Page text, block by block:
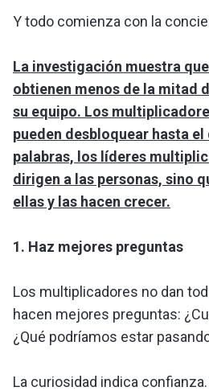
Y todo comienza con la
La investigación muestra
obtienen menos de la mitad
su equipo. Los
pueden desbloquear hasta el
palabras, los líderes
dirigen a las personas, sino
ellas y las hacen crecer.
1. Haz mejores preguntas
Los multiplicadores no dan
hacen mejores preguntas:
¿Qué podríamos estar
La curiosidad indica